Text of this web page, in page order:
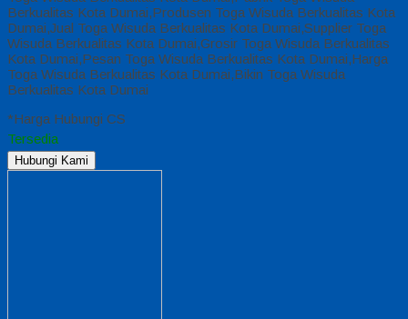
Berkualitas Kota Dumai,Produsen Toga Wisuda Berkualitas Kota
Dumai,Jual Toga Wisuda Berkualitas Kota Dumai,Supplier Toga
Wisuda Berkualitas Kota Dumai,Grosir Toga Wisuda Berkualitas
Kota Dumai,Pesan Toga Wisuda Berkualitas Kota Dumai,Harga
Toga Wisuda Berkualitas Kota Dumai,Bikin Toga Wisuda
Berkualitas Kota Dumai
*Harga Hubungi CS
Tersedia
Hubungi Kami